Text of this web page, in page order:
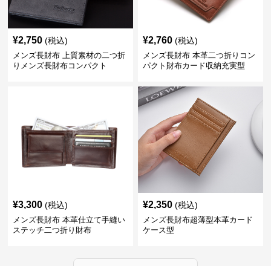
¥2,750 (税込)
メンズ長財布 上質素材の二つ折
りメンズ長財布コンパクト
¥2,760 (税込)
メンズ長財布 本革二つ折りコン
パクト財布カード収納充実型
¥3,300 (税込)
メンズ長財布 本革仕立て手縫い
ステッチ二つ折り財布
¥2,350 (税込)
メンズ長財布超薄型本革カード
ケース型